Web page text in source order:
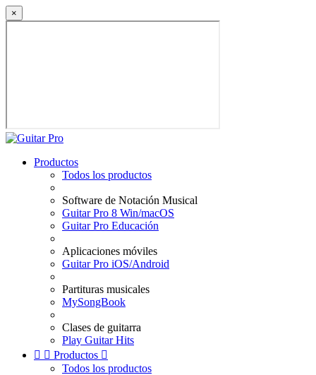
×
Productos
Todos los productos
Software de Notación Musical
Guitar Pro 8 Win/macOS
Guitar Pro Educación
Aplicaciones móviles
Guitar Pro iOS/Android
Partituras musicales
MySongBook
Clases de guitarra
Play Guitar Hits
  Productos 
Todos los productos